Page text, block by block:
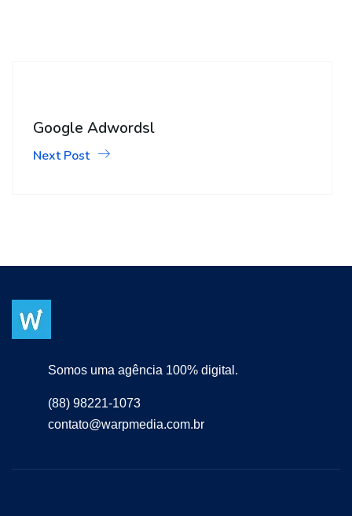
Google Adwordsl
Next Post
Somos uma agência 100% digital.
(88) 98221-1073
contato@warpmedia.com.br